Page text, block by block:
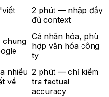
2 phút — nhập đầy
đủ context
chung, Cá nhân hóa, phù
hợp văn hóa công
ty
nhiều
về
2 phút — chỉ kiểm
tra factual
accuracy